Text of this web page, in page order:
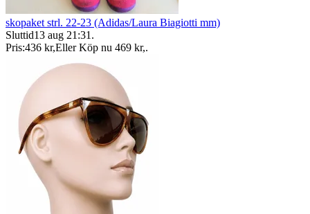
skopaket strl. 22-23 (Adidas/Laura Biagiotti mm)
Sluttid13 aug 21:31 .
Pris:436 kr,Eller Köp nu 469 kr,.